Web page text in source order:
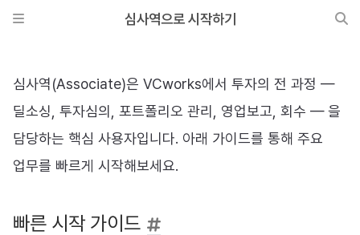
심사역으로 시작하기
심사역(Associate)은 VCworks에서 투자의 전 과정 —
딜소싱, 투자심의, 포트폴리오 관리, 영업보고, 회수 — 을
담당하는 핵심 사용자입니다. 아래 가이드를 통해 주요
업무를 빠르게 시작해보세요.
빠른 시작 가이드